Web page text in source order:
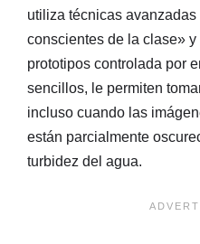
utiliza técnicas
conscientes de la clase»
prototipos controlada por
sencillos, le permiten
incluso cuando las
están parcialmente
turbidez del agua.